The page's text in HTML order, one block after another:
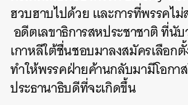
ฮวบฮาบไปด้วย และการที่พรรคไ
อดีตเลขาธิการสหประชาชาติ ที่นั
เกาหลีใต้ชื่นชอบมาลงสมัครเลือก
ทำให้พรรคฝ่ายค้านกลับมามีโอกา
ประธานาธิบดีที่จะเกิดขึ้น